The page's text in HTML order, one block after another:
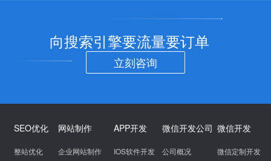
向搜索引擎要流量要订单
立刻咨询
SEO优化
整站优化
网站制作
企业网站制作
APP开发
IOS软件开发
微信开发公司
公司概况
微信开发
微信定制开发